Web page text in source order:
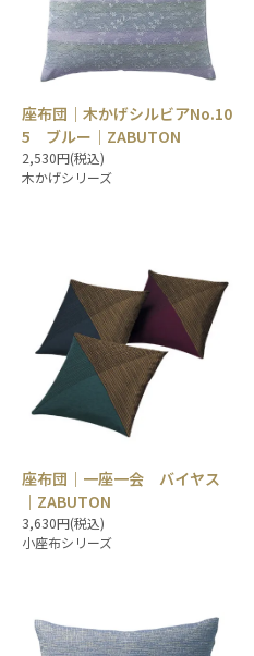
座布団｜木かげシルビアNo.10
5 ブルー｜ZABUTON
2,530円(税込)
木かげシリーズ
座布団｜一座一会 バイヤス
｜ZABUTON
3,630円(税込)
小座布シリーズ